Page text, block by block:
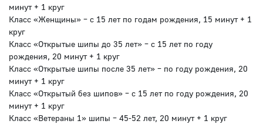
минут + 1 круг
Класс «Женщины» – с 15 лет по годам рождения, 15 минут + 1
круг
Класс «Открытые шипы до 35 лет» – с 15 лет по году
рождения, 20 минут + 1 круг
Класс «Открытые шипы после 35 лет» – по году рождения, 20
минут + 1 круг
Класс «Открытый без шипов» – с 15 лет по году рождения, 20
минут + 1 круг
Класс «Ветераны 1» шипы – 45-52 лет, 20 минут + 1 круг